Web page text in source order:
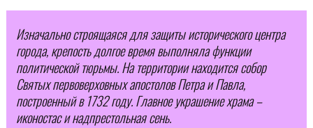
Изначально строящаяся для защиты исторического центра
города, крепость долгое время выполняла функции
политической тюрьмы. На территории находится собор
Святых первоверховных апостолов Петра и Павла,
построенный в 1732 году. Главное украшение храма –
иконостас и надпрестольная сень.